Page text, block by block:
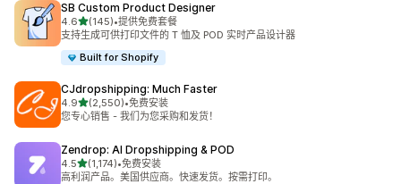
SB Custom Product Designer
4.6星（满分 5 星）
(145)
总共 145 条评论
•提供免费套餐
支持生成可供打印文件的 T 恤及 POD 实时产品设计器
Built for Shopify
CJdropshipping: Much Faster
4.9星（满分 5 星）
(2,550)
总共 2550 条评论
•免费安装
您专心销售 - 我们为您采购和发货！
Zendrop: AI Dropshipping & POD
4.5星（满分 5 星）
(1,174)
总共 1174 条评论
•免费安装
高利润产品。美国供应商。快速发货。按需打印。